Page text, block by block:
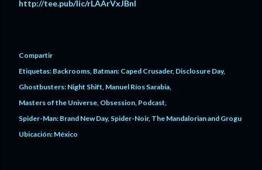
http://tee.pub/lic/rLAArVxJBnI
Compartir
Etiquetas: Backrooms Batman: Caped Crusader Disclosure Day
Ghostbusters: Night Shift Manuel Ríos Sarabia
Masters of the Universe Obsession Podcast
Spider-Man: Brand New Day Spider-Noir The Mandalorian and Grogu
Ubicación: México